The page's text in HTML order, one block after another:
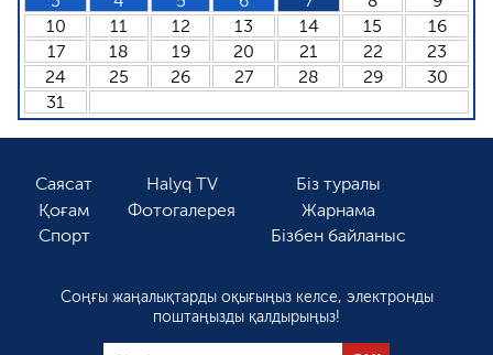
10
11 12 13 14 15
16
17
18 19 20 21 22
23
24
25 26 27 28 29
30
31
Саясат
Қоғам
Спорт
Halyq TV
Фотогалерея
Біз туралы
Жарнама
Бізбен байланыс
Соңғы жаңалықтарды оқығыңыз келсе, электронды
поштаңызды қалдырыңыз!